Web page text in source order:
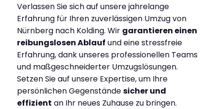
Verlassen Sie sich auf unsere jahrelange
Erfahrung für Ihren zuverlässigen Umzug von
Nürnberg nach Kolding. Wir garantieren einen
reibungslosen Ablauf und eine stressfreie
Erfahrung, dank unseres professionellen Teams
und maßgeschneiderter Umzugslösungen.
Setzen Sie auf unsere Expertise, um Ihre
persönlichen Gegenständesicher und
effizient an Ihr neues Zuhause zu bringen.